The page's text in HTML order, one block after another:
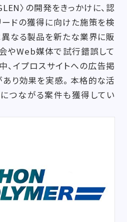
〉の開発をきっかけに、認
ドの獲得に向けた施策を検
なる製品を新たな業界に販
やWeb媒体で試行錯誤して
、イプロスサイトへの広告掲
り効果を実感。本格的な活
つながる案件も獲得してい